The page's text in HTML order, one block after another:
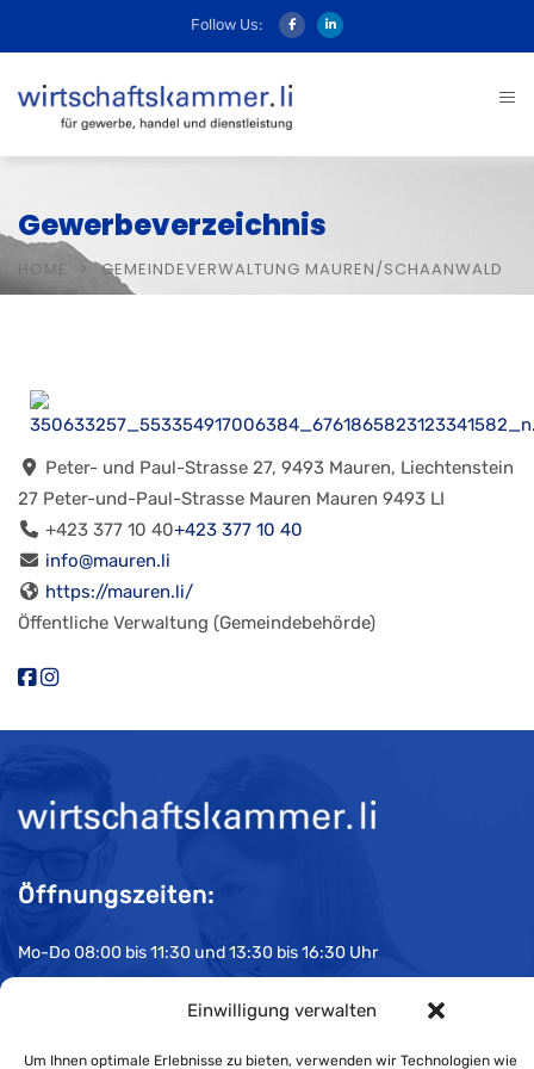
Einwilligung verwalten
Um Ihnen optimale Erlebnisse zu bieten, verwenden wir Technologien wie
Follow Us:
Gewerbeverzeichnis
HOME GEMEINDEVERWALTUNG MAUREN/SCHAANWALD
Peter- und Paul-Strasse 27, 9493 Mauren, Liechtenstein
27 Peter-und-Paul-Strasse Mauren Mauren 9493 LI
+423 377 10 40+423 377 10 40
info@mauren.li
https://mauren.li/
Öffentliche Verwaltung (Gemeindebehörde)
Öffnungszeiten:
Mo-Do 08:00 bis 11:30 und 13:30 bis 16:30 Uhr
Fr 08:00 bis 11:30 und 13:30 bis 16:00 Uhr
Impressum